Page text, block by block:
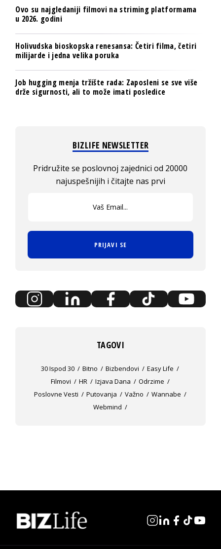
Ovo su najgledaniji filmovi na striming platformama
u 2026. godini
Holivudska bioskopska renesansa: Četiri filma, četiri
milijarde i jedna velika poruka
Job hugging menja tržište rada: Zaposleni se sve više
drže sigurnosti, ali to može imati posledice
BIZLIFE NEWSLETTER
Pridružite se poslovnoj zajednici od 20000
najuspešnijih i čitajte nas prvi
PRIJAVI SE
TAGOVI
30 Ispod 30 Bitno Bizbendovi
Easy Life
Filmovi
HR Izjava Dana
Odrzime
Poslovne Vesti
Putovanja Važno
Wannabe
Webmind